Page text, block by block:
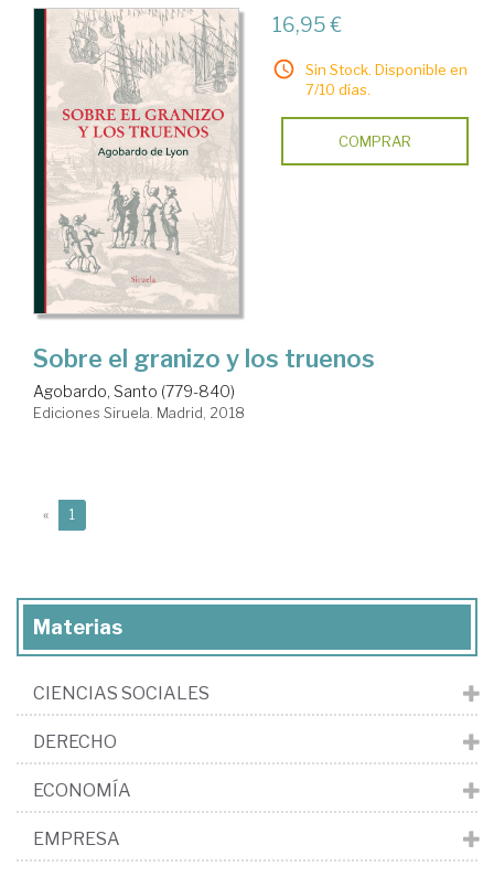
16,95 €
Sin Stock. Disponible en
7/10 días.
COMPRAR
Sobre el granizo y los truenos
Agobardo, Santo (779-840)
Ediciones Siruela. Madrid, 2018
« 1
Materias
CIENCIAS SOCIALES
DERECHO
ECONOMÍA
EMPRESA